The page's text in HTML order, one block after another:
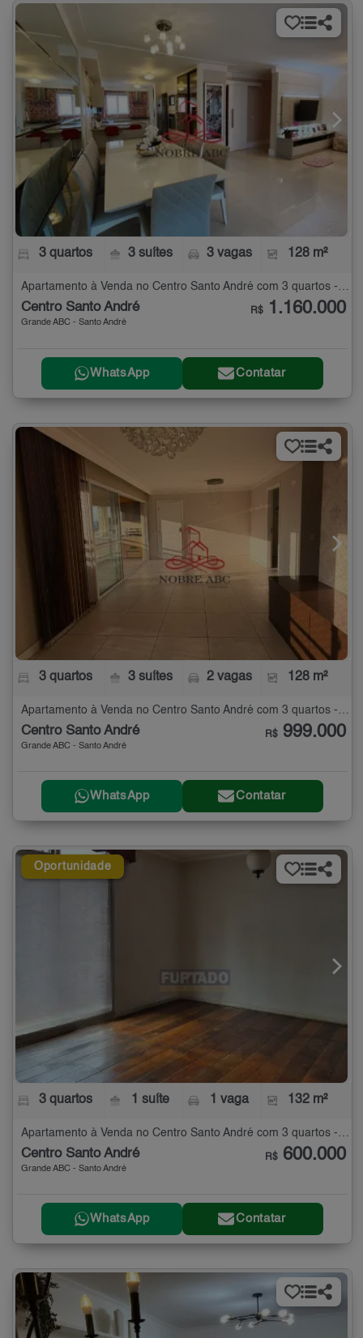
3 quartos 3 suítes 3 vagas 128 m²
Apartamento à Venda no Centro Santo André com 3 quartos - 128 m²
Centro Santo André
Grande ABC - Santo André
R$ 1.160.000
WhatsApp Contatar
3 quartos 3 suítes 2 vagas 128 m²
Centro Santo André
Grande ABC - Santo André
R$ 999.000
WhatsApp Contatar
Oportunidade
3 quartos 1 suíte 1 vaga 132 m²
Centro Santo André
Grande ABC - Santo André
R$ 600.000
WhatsApp Contatar